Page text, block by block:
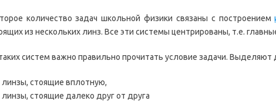
количество задач школьной физики связаны с построением
из нескольких линз. Все эти системы центрированы, т.е.
систем важно правильно прочитать условие задачи. Выделяют
линзы, стоящие вплотную,
линзы, стоящие далеко друг от друга